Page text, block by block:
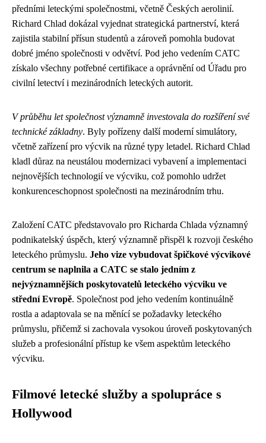
předními leteckými společnostmi, včetně Českých aerolinií.
Richard Chlad dokázal vyjednat strategická partnerství, která
zajistila stabilní přísun studentů a zároveň pomohla budovat
dobré jméno společnosti v odvětví. Pod jeho vedením CATC
získalo všechny potřebné certifikace a oprávnění od Úřadu pro
civilní letectví i mezinárodních leteckých autorit.
V průběhu let společnost významně investovala do rozšíření své
technické základny. Byly pořízeny další moderní simulátory,
včetně zařízení pro výcvik na různé typy letadel. Richard Chlad
kladl důraz na neustálou modernizaci vybavení a implementaci
nejnovějších technologií ve výcviku, což pomohlo udržet
konkurenceschopnost společnosti na mezinárodním trhu.
Založení CATC představovalo pro Richarda Chlada významný
podnikatelský úspěch, který významně přispěl k rozvoji českého
leteckého průmyslu. Jeho vize vybudovat špičkové výcvikové
centrum se naplnila a CATC se stalo jedním z
nejvýznamnějších poskytovatelů leteckého výcviku ve
střední Evropě. Společnost pod jeho vedením kontinuálně
rostla a adaptovala se na měnící se požadavky leteckého
průmyslu, přičemž si zachovala vysokou úroveň poskytovaných
služeb a profesionální přístup ke všem aspektům leteckého
výcviku.
Filmové letecké služby a spolupráce s
Hollywood